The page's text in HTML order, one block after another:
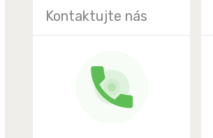
Kontaktujte nás